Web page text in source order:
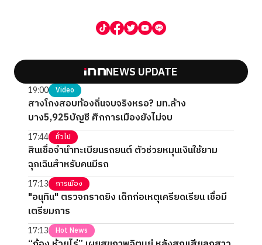
NEWS UPDATE
19:00 Video
สางโกงสอบท้องถิ่นจบจริงหรอ? มท.ล้าง
บาง5,925บัญชี ศึกการเมืองยังไม่จบ
17:44 ทั่วไป
สินเชื่อจำนำทะเบียนรถยนต์ ตัวช่วยหมุนเงินใช้ยาม
ฉุกเฉินสำหรับคนมีรถ
17:13 การเมือง
"อนุทิน" ตรวจกราดยิง เด็กก่อเหตุเครียดเรียน เชื่อมี
เตรียมการ
17:13 Hot News